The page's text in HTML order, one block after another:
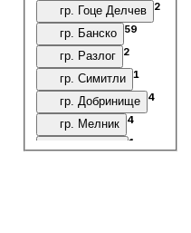
гр. Гоце Делчев 2
гр. Банско 59
гр. Разлог 2
гр. Симитли 1
гр. Добринище 4
гр. Мелник 4
с. Балдево 1